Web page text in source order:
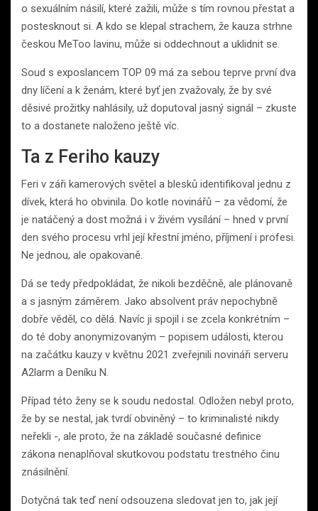
o sexuálním násilí, které zažili, může s tím rovnou přestat a
postesknout si. A kdo se klepal strachem, že kauza strhne
českou MeToo lavinu, může si oddechnout a uklidnit se.
Soud s exposlancem TOP 09 má za sebou teprve první dva
dny líčení a k ženám, které byť jen zvažovaly, že by své
děsivé prožitky nahlásily, už doputoval jasný signál – zkuste
to a dostanete naloženo ještě víc.
Ta z Feriho kauzy
Feri v záři kamerových světel a blesků identifikoval jednu z
dívek, která ho obvinila. Do kotle novinářů – za vědomí, že
je natáčený a dost možná i v živém vysílání – hned v první
den svého procesu vrhl její křestní jméno, příjmení i profesi.
Ne jednou, ale opakovaně.
Dá se tedy předpokládat, že nikoli bezděčně, ale plánovaně
a s jasným záměrem. Jako absolvent práv nepochybně
dobře věděl, co dělá. Navíc ji spojil i se zcela konkrétním –
do té doby anonymizovaným – popisem události, kterou
na začátku kauzy v květnu 2021 zveřejnili novináři serveru
A2larm a Deníku N.
Případ této ženy se k soudu nedostal. Odložen nebyl proto,
že by se nestal, jak tvrdí obviněný – to kriminalisté nikdy
neřekli -, ale proto, že na základě současné definice
zákona nenaplňoval skutkovou podstatu trestného činu
znásilnění.
Dotyčná tak teď není odsouzena sledovat jen to, jak její